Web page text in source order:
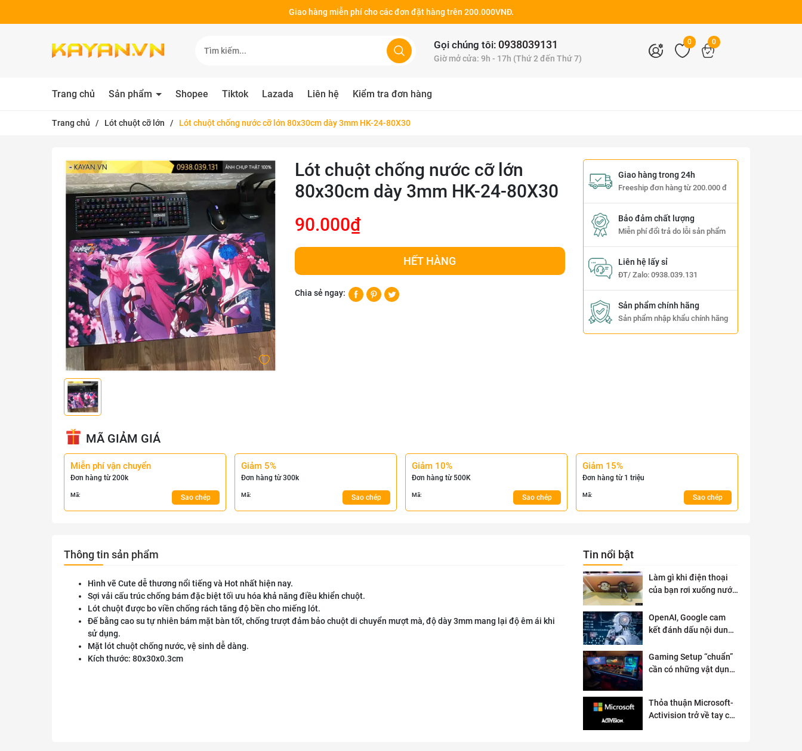
Giao hàng miễn phí cho các đơn đặt hàng trên 200.000VNĐ.
Gọi chúng tôi: 0938039131
Giờ mở cửa: 9h - 17h (Thứ 2 đến Thứ 7)
0 0
Trang chủ Sản phẩm Shopee Tiktok Lazada Liên hệ Kiểm tra đơn hàng
Trang chủ / Lót chuột cỡ lớn / Lót chuột chống nước cỡ lớn 80x30cm dày 3mm HK-24-80X30
Lót chuột chống nước cỡ lớn
80x30cm dày 3mm HK-24-80X30
90.000₫
HẾT HÀNG
Chia sẻ ngay:
Giao hàng trong 24h
Freeship đơn hàng từ 200.000 đ
Bảo đảm chất lượng
Miễn phí đổi trả do lỗi sản phẩm
Liên hệ lấy sỉ
ĐT/ Zalo: 0938.039.131
Sản phẩm chính hãng
Sản phẩm nhập khẩu chính hãng
MÃ GIẢM GIÁ
Miễn phí vận chuyển
Đơn hàng từ 200k
Mã: Sao chép
Giảm 5%
Đơn hàng từ 300k
Mã: Sao chép
Giảm 10%
Đơn hàng từ 500K
Mã: Sao chép
Giảm 15%
Đơn hàng từ 1 triệu
Mã: Sao chép
Thông tin sản phẩm
Hình vẽ Cute dễ thương nổi tiếng và Hot nhất hiện nay.
Sợi vải cấu trúc chống bám đặc biệt tối ưu hóa khả năng điều khiển chuột.
Lót chuột được bo viền chống rách tăng độ bền cho miếng lót.
Đế bằng cao su tự nhiên bám mặt bàn tốt, chống trượt đảm bảo chuột di chuyển mượt mà, độ dày 3mm mang lại độ êm ái khi
sử dụng.
Mặt lót chuột chống nước, vệ sinh dễ dàng.
Kích thước: 80x30x0.3cm
Tin nổi bật
Làm gì khi điện thoại
của bạn rơi xuống nước
OpenAI, Google cam
kết đánh dấu nội dung
Gaming Setup “chuẩn”
cần có những vật dụng
Thỏa thuận Microsoft-
Activision trở về tay cơ